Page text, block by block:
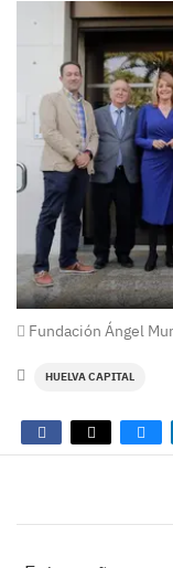
Fundación Ángel
HUELVA CAPITAL